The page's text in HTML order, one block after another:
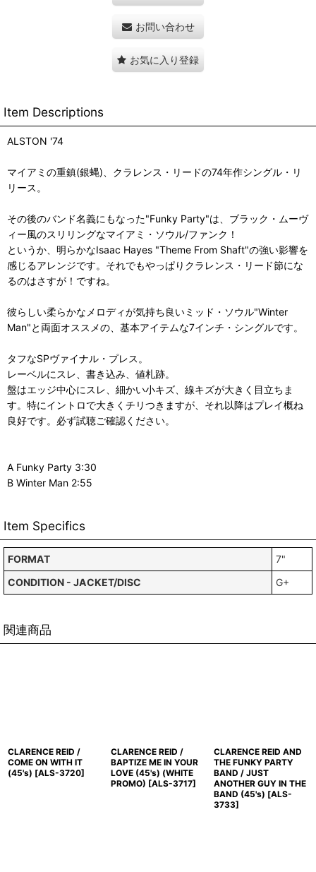
お問い合わせ
お気に入り登録
Item Descriptions
ALSTON '74
マイアミの重鎮(銀蝿)、クラレンス・リードの74年作シングル・リ
リース。
その後のバンド名義にもなった"Funky Party"は、ブラック・ムーヴ
ィー風のスリリングなマイアミ・ソウル/ファンク！
というか、明らかなIsaac Hayes "Theme From Shaft"の強い影響を
感じるアレンジです。それでもやっぱりクラレンス・リード節にな
るのはさすが！ですね。
彼らしい柔らかなメロディが気持ち良いミッド・ソウル"Winter
Man"と両面オススメの、基本アイテムな7インチ・シングルです。
タフなSPヴァイナル・プレス。
レーベルにスレ、書き込み、値札跡。
盤はエッジ中心にスレ、細かい小キズ、線キズが大きく目立ちま
す。特にイントロで大きくチリつきますが、それ以降はプレイ概ね
良好です。必ず試聴ご確認ください。
A Funky Party 3:30
B Winter Man 2:55
Item Specifics
FORMAT
7"
CONDITION - JACKET/DISC
G+
関連商品
CLARENCE REID /
COME ON WITH IT
(45's) [ALS-3720]
CLARENCE REID /
BAPTIZE ME IN YOUR
LOVE (45's) (WHITE
PROMO) [ALS-3717]
CLARENCE REID AND
THE FUNKY PARTY
BAND / JUST
ANOTHER GUY IN THE
BAND (45's) [ALS-
3733]